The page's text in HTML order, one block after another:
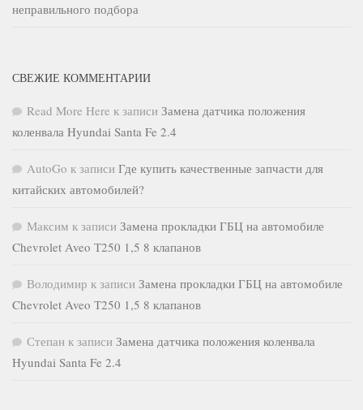
неправильного подбора
СВЕЖИЕ КОММЕНТАРИИ
Read More Here к записи Замена датчика положения
коленвала Hyundai Santa Fe 2.4
AutoGo к записи Где купить качественные запчасти для
китайских автомобилей?
Максим к записи Замена прокладки ГБЦ на автомобиле
Chevrolet Aveo Т250 1,5 8 клапанов
Володимир к записи Замена прокладки ГБЦ на автомобиле
Chevrolet Aveo Т250 1,5 8 клапанов
Степан к записи Замена датчика положения коленвала
Hyundai Santa Fe 2.4